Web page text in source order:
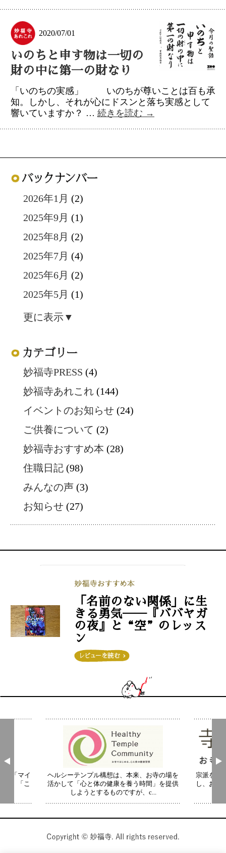
2020/07/01
いのちと申す物は一切の
財の中に第一の財なり
「いのちの実感」 いのちが尊いことは百も承
知。しかし、それが心にドスンと落ち実感として
響いていますか？ … 続きを読む →
2026年1月 (2)
2025年9月 (1)
2025年8月 (2)
2025年7月 (4)
2025年6月 (2)
2025年5月 (1)
更に表示▼
妙福寺PRESS (4)
妙福寺あれこれ (144)
イベントのお知らせ (24)
ご供養について (2)
妙福寺おすすめ本 (28)
住職日記 (98)
みんなの声 (3)
お知らせ (27)
この投稿をInstagramで見る
「名前のない関係」に生
きる勇気──『ババヤガ
の夜』と“空”のレッス
ン
。 「マイ
代」「こ
ヘルシーテンプル構想は、本来、お寺の場を
活かして「心と体の健康を養う時間」を提供
しようとするものですが、c...
宗派を超
し、お寺